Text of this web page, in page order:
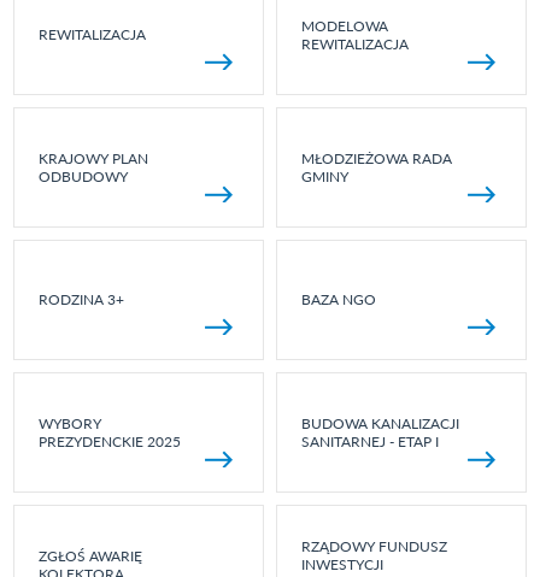
REWITALIZACJA
MODELOWA
REWITALIZACJA
KRAJOWY PLAN
ODBUDOWY
MŁODZIEŻOWA RADA
GMINY
RODZINA 3+ BAZA NGO
WYBORY
PREZYDENCKIE 2025
BUDOWA KANALIZACJI
SANITARNEJ - ETAP I
ZGŁOŚ AWARIĘ
RZĄDOWY FUNDUSZ
INWESTYCJI